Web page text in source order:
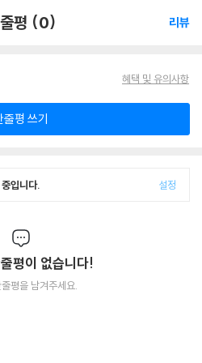
평 (0) 리뷰
혜택 및 유의사항
줄평 쓰기
입니다. 설정
평이 없습니다!
평을 남겨주세요.